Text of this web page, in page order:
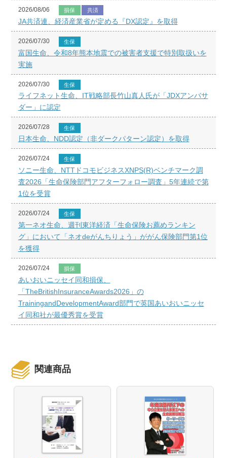
2026/08/06 損保 共済
JA共済連、経済産業省が定める『DX認定』を取得
2026/07/30 生保
富国生命、令和8年熊本地震での被害者支援で特別取扱いを
実施
2026/07/30 生保
ライフネット生命、IT戦略部長竹山真人氏が「JDXアンバサ
ダー」に認定
2026/07/28 生保
日本生命、NDD認定（非ダークパターン認定）を取得
2026/07/24 生保
ソニー生命、NTTドコモビジネスXNPS(R)ベンチマーク調
査2026「生命保険部門アフターフォロー調査」5年連続で第
1位を受賞
2026/07/24 生保
第一ネオ生命、週刊東洋経済「生命保険お薦めランキン
グ」において「ネオdeがんちりょう」ががん保険部門第1位
を獲得
2026/07/24 損保
あいおいニッセイ同和損保、
「TheBritishInsuranceAwards2026」の
TrainingandDevelopmentAward部門で英国あいおいニッセ
イ同和社が最優秀賞を受賞
関連商品